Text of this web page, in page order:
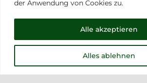
der Anwendung von Cookies zu.
Alles ablehnen
Alle akzeptieren
erreichen rufen wir gerne
zurück.
Büro: +43 664 73 11 3003
mobil: +43 664 28 08 437
Email:rauch@weinhof-
rauch.at
zurück.
mobil:
e-mail:
rauch.at